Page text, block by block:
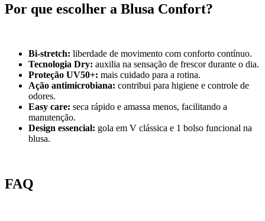
Por que escolher a Blusa Confort?
Bi-stretch: liberdade de movimento com conforto contínuo.
Tecnologia Dry: auxilia na sensação de frescor durante o dia.
Proteção UV50+: mais cuidado para a rotina.
Ação antimicrobiana: contribui para higiene e controle de
odores.
Easy care: seca rápido e amassa menos, facilitando a
manutenção.
Design essencial: gola em V clássica e 1 bolso funcional na
blusa.
FAQ